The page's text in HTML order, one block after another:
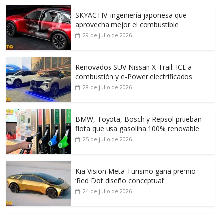
SKYACTIV: ingeniería japonesa que
aprovecha mejor el combustible
29 de julio de 2026
Renovados SUV Nissan X-Trail: ICE a
combustión y e-Power electrificados
28 de julio de 2026
BMW, Toyota, Bosch y Repsol prueban
flota que usa gasolina 100% renovable
25 de julio de 2026
Kia Vision Meta Turismo gana premio
‘Red Dot diseño conceptual’
24 de julio de 2026